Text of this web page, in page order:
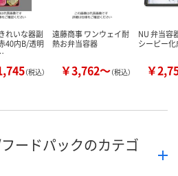
れいな器副
40内B/透明
（税込）
遠藤商事 ワンウェイ耐
熱お弁当容器
￥3,762～（税込）
NU 弁当容
シーピー化
￥
ードパックのカテゴ